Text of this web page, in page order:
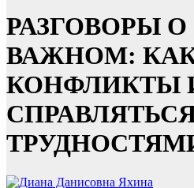
РАЗГОВОРЫ О
ВАЖНОМ:
КОНФЛИКТЫ